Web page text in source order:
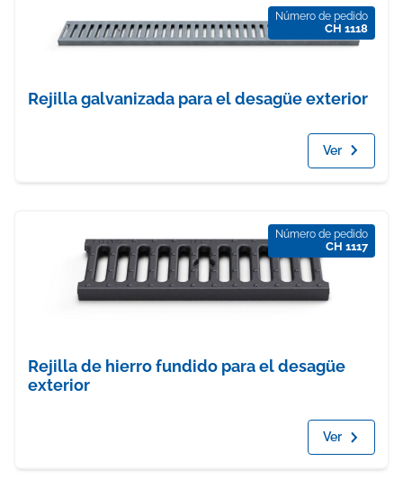
Número de pedido
CH 1118
Rejilla galvanizada para el desagüe exterior
Ver
Número de pedido
CH 1117
Rejilla de hierro fundido para el desagüe
exterior
Ver